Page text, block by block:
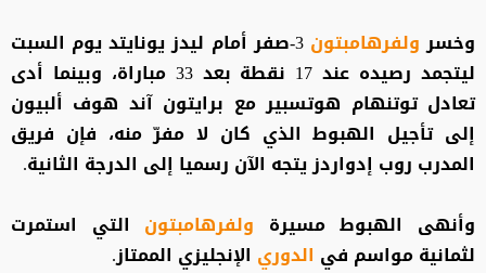
وخسرولفرهامبتون 3-صفر أمام ليدز يونايتد يوم السبت
ليتجمد رصيده عند 17 نقطة بعد 33 مباراة، وبينما أدى
تعادل توتنهام هوتسبير مع برايتون آند هوف ألبيون
إلى تأجيل الهبوط الذي كان لا مفرّ منه، فإن فريق
المدرب روب إدواردز يتجه الآن رسميا إلى الدرجة الثانية.
وأنهى الهبوط مسيرة ولفرهامبتون التي استمرت
لثمانية مواسم في الدوري الإنجليزي الممتاز.